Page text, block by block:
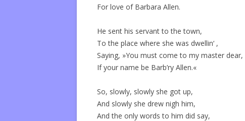
For love of Barbara Allen.
He sent his servant to the town,
To the place where she was dwellin‘ ,
Saying, »You must come to my master dear,
If your name be Barb’ry Allen.«
So, slowly, slowly she got up,
And slowly she drew nigh him,
And the only words to him did say,